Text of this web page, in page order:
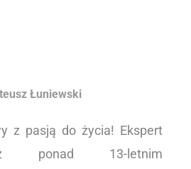
Łuniewski
z pasją do życia! Ekspert
ponad 13-letnim